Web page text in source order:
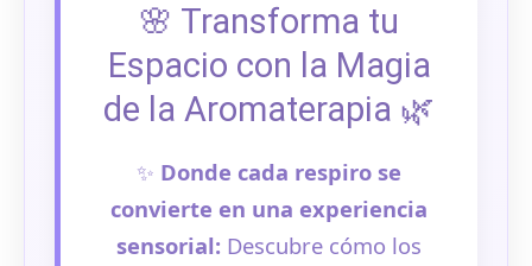
🌸 Transforma tu
Espacio con la Magia
de la Aromaterapia 🌿
✨ Donde cada respiro se
convierte en una experiencia
sensorial: Descubre cómo los